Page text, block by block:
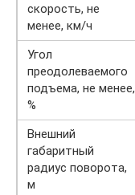
скорость, не
менее, км/ч
Угол
преодолеваемого
подъема, не менее,
%
Внешний
габаритный
радиус поворота,
м